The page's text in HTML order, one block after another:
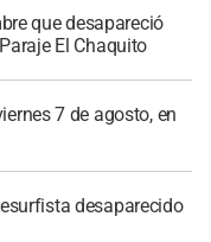
que desapareció
El Chaquito
7 de agosto, en
desaparecido